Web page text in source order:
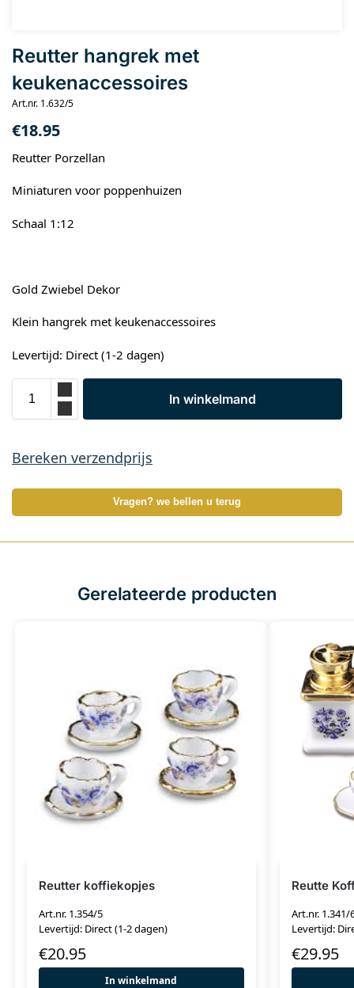
Reutter hangrek met
keukenaccessoires
Art.nr. 1.632/5
€18.95
Reutter Porzellan
Miniaturen voor poppenhuizen
Schaal 1:12
Gold Zwiebel Dekor
Klein hangrek met keukenaccessoires
Levertijd: Direct (1-2 dagen)
In winkelmand
Bereken verzendprijs
Vragen? we bellen u terug
Gerelateerde producten
Reutter koffiekopjes
Art.nr. 1.354/5
Levertijd: Direct (1-2 dagen)
€20.95
In winkelmand
Reutte
Art.nr. 1.341/
Levertijd:
€29.95